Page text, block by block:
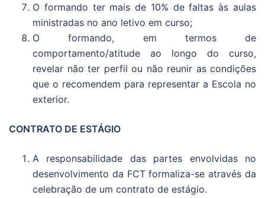
O formando ter mais de 10% de faltas às aulas
ministradas no ano letivo em curso;
O formando, em termos de
comportamento/atitude ao longo do curso,
revelar não ter perfil ou não reunir as condições
que o recomendem para representar a Escola no
exterior.
CONTRATO DE ESTÁGIO
A responsabilidade das partes envolvidas no
desenvolvimento da FCT formaliza-se através da
celebração de um contrato de estágio.